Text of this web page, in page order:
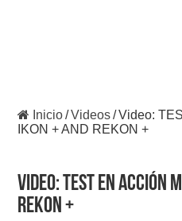
Inicio/Videos/Video:
IKON + AND REKON +
Video: TEST EN ACCIÓN
REKON +